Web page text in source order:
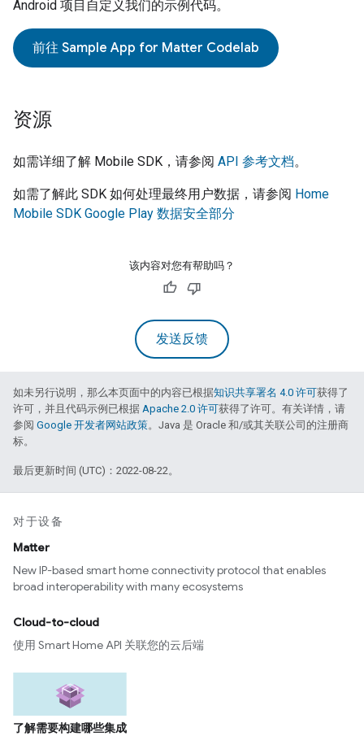
Android 项目自定义我们的示例代码。
前往 Sample App for Matter Codelab
资源
如需详细了解 Mobile SDK ，请参阅 API 参考文档。
如需了解此 SDK 如何处理最终用户数据，请参阅 Home
Mobile SDK Google Play 数据安全部分
该内容对您有帮助吗？
发送反馈
如未另行说明，那么本页面中的内容已根据知识共享署名 4.0 许可获得了
许可，并且代码示例已根据 Apache 2.0 许可获得了许可。有关详情，请
参阅 Google 开发者网站政策。Java 是 Oracle 和/或其关联公司的注册商
标。
最后更新时间 (UTC)：2022-08-22。
对于设备
Matter
New IP-based smart home connectivity protocol that enables
broad interoperability with many ecosystems
Cloud-to-cloud
使用 Smart Home API 关联您的云后端
了解需要构建哪些集成